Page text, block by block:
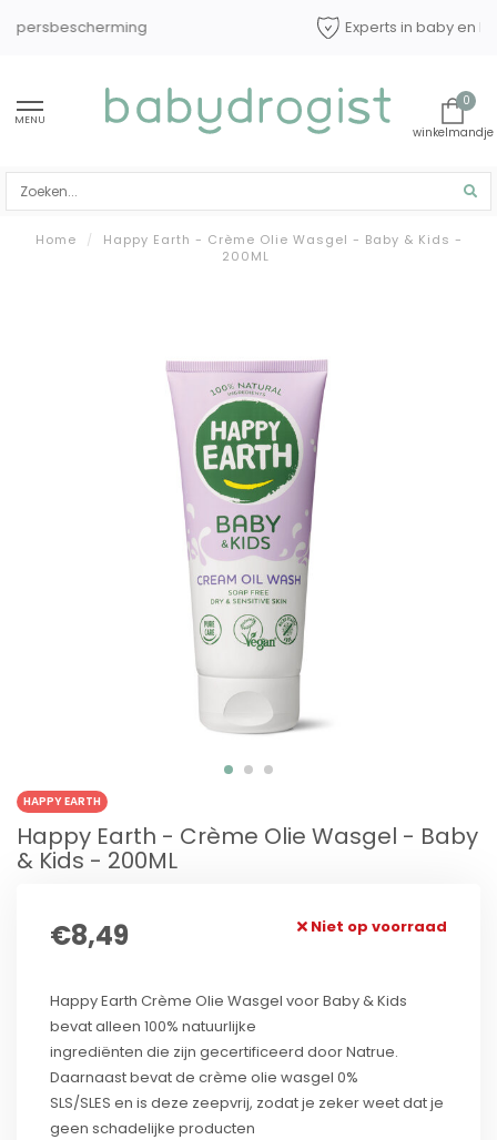
Experts in baby en kindverzorging
MENU
0
Home /
Happy Earth - Crème Olie Wasgel - Baby & Kids -
200ML
HAPPY EARTH
Happy Earth - Crème Olie Wasgel - Baby
& Kids - 200ML
€8,49 Niet op voorraad
Happy Earth Crème Olie Wasgel voor Baby & Kids
bevat alleen 100% natuurlijke
ingrediënten die zijn gecertificeerd door Natrue.
Daarnaast bevat de crème olie wasgel 0%
SLS/SLES en is deze zeepvrij, zodat je zeker weet dat je
geen schadelijke producten